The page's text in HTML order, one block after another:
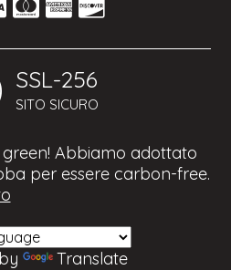
SSL-256
SITO SICURO
green! Abbiamo adottato
per essere carbon-free.
Translate